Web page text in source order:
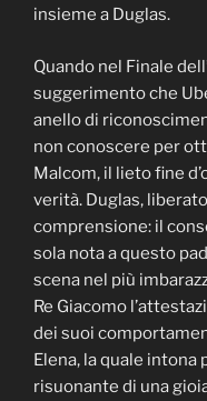
insieme a Duglas.
Quando nel Finale
suggerimento che
anello di
non conoscere per
Malcom, il lieto fine
verità. Duglas,
comprensione: il
sola nota a questo
scena nel più
Re Giacomo
dei suoi
Elena, la quale intona
risuonante di una